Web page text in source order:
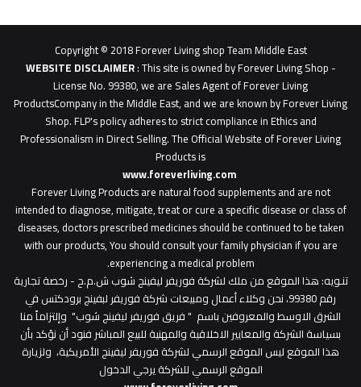
Copyright © 2018 Forever Living shop Team Middle East
WEBSITE DISCLAIMER: This site is owned by Forever Living Shop -
License No. 99380, we are Sales Agent of Forever Living
ProductsCompany in the Middle East, and we are known by Forever Living
Shop. FLP's policy adheres to strict compliance in Ethics and
Professionalism in Direct Selling. The Official Website of Forever Living
Products is
www.foreverliving.com
Forever Living Products are natural food supplements and are not
intended to diagnose, mitigate, treat or cure a specific disease or class of
diseases, doctors prescribed medicines should be continued to be taken
with our products, You should consult your family physician if you are
experiencing a medical problem.
تنـويه: هذا الموقع من ملك لشركة فوريفر ليفينج شوب ش.م.ح - رخصة تجارية
رقم 99380، نحن وكلاء أعمال ومبيعات شركة فوريفر لبفينج برودكتس في
الشرق الاوسط والمعروفين باسم " فريق فوريفر ليفينج شوب" وإلتزاماً منا
بسياسة الشركة والمعايير الاخلاقية والمهنية للبيع المباشر فنود أن نؤكد بأن
هذا الموقع ليس الموقع الرسمي لشركة فوريفر ليفينج الأمريكية، ولزيارة
الموقع الرسمي للشركة يرجي الدخول